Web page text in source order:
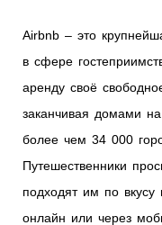
Airbnb – это
в сфере
аренду своё
заканчивая домами
более чем 34 000
Путешественники
подходят им по
онлайн или через